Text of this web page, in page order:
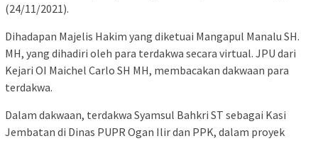
(24/11/2021).
Dihadapan Majelis Hakim yang diketuai Mangapul Manalu SH.
MH, yang dihadiri oleh para terdakwa secara virtual. JPU dari
Kejari OI Maichel Carlo SH MH, membacakan dakwaan para
terdakwa.
Dalam dakwaan, terdakwa Syamsul Bahkri ST sebagai Kasi
Jembatan di Dinas PUPR Ogan Ilir dan PPK, dalam proyek